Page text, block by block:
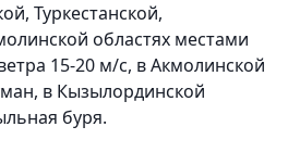
Туркестанской,
областях местами
15-20 м/с, в Акмолинской
в Кызылординской
буря.